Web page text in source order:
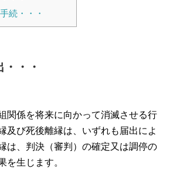
続・・・
・・
関係を将来に向かって消滅させる行
及び死後離縁は、いずれも届出によ
は、判決（審判）の確定又は調停の
を生じます。